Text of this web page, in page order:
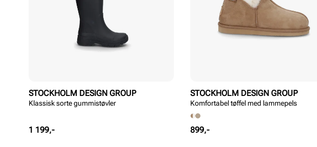
STOCKHOLM DESIGN GROUP
Klassisk sorte gummistøvler
Pris
1 199,-
STOCKHOLM DESIGN GROUP
Komfortabel tøffel med lammepels
Pris
899,-